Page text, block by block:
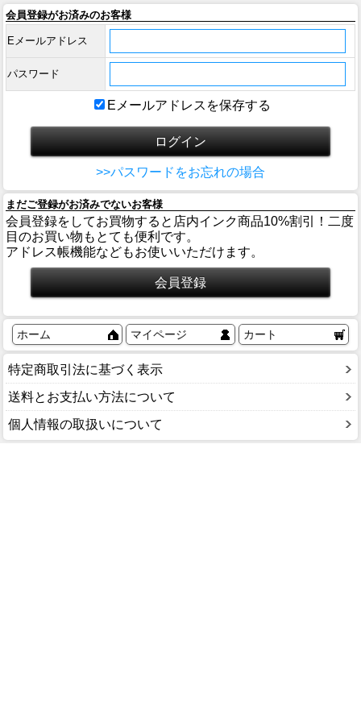
会員登録がお済みのお客様
Eメールアドレス
パスワード
Eメールアドレスを保存する
>>パスワードをお忘れの場合
まだご登録がお済みでないお客様
会員登録をしてお買物すると店内インク商品10%割引！二度
目のお買い物もとても便利です。
アドレス帳機能などもお使いいただけます。
ホーム マイページ カート
特定商取引法に基づく表示
送料とお支払い方法について
個人情報の取扱いについて